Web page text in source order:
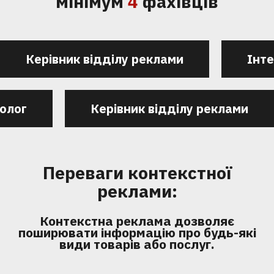
Керівник відділу реклами
Керівник відділу реклами
Переваги контекстної
реклами:
Контекстна реклама дозволяє
поширювати інформацію про будь-які
види товарів або послуг.